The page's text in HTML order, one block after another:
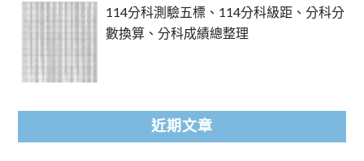
114分科測驗五標、114分科級距、分科分
數換算、分科成績總整理
近期文章